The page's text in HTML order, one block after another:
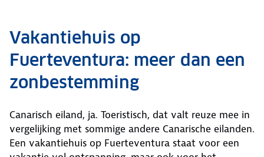
Vakantiehuis op
Fuerteventura: meer dan een
zonbestemming
Canarisch eiland, ja. Toeristisch, dat valt reuze mee in
vergelijking met sommige andere Canarische eilanden.
Een vakantiehuis op Fuerteventura staat voor een